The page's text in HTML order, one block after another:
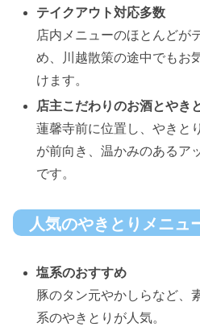
テイクアウト対応多数
店内メニューのほとんどが
め、川越散策の途中でもお
けます。
店主こだわりのお酒とやき
蓮馨寺前に位置し、やきと
が前向き、温かみのあるア
です。
人気のやきとりメニュ
塩系のおすすめ
豚のタン元やかしらなど、
系のやきとりが人気。